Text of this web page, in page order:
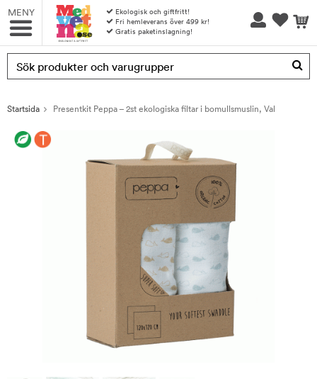
MENY
Ekologisk och giftfritt!
Fri hemleverans över 499 kr!
Gratis paketinslagning!
Produkten har blivit tillagd i varukorgen
Startsida Presentkit Peppa – 2st ekologiska filtar i bomullsmuslin, Val